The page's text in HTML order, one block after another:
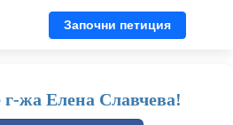
Започни петиция
жа Елена Славчева!